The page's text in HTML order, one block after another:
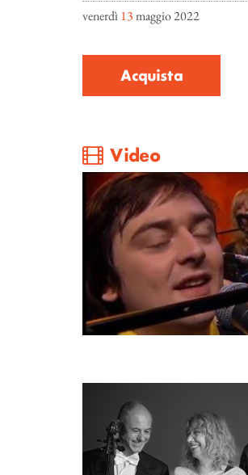
venerdì13maggio 2022
Acquista
Video